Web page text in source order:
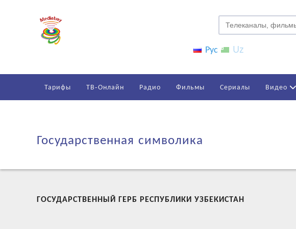
Рус Uz
Тарифы ТВ-Онлайн Радио Фильмы Сериалы Видео
Государственная символика
ГОСУДАРСТВЕННЫЙ ГЕРБ РЕСПУБЛИКИ УЗБЕКИСТАН